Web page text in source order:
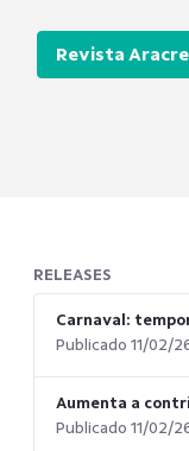
Revista
RELEASES
Carnaval:
Publicado 11/02/
Aumenta a
Publicado 11/02/